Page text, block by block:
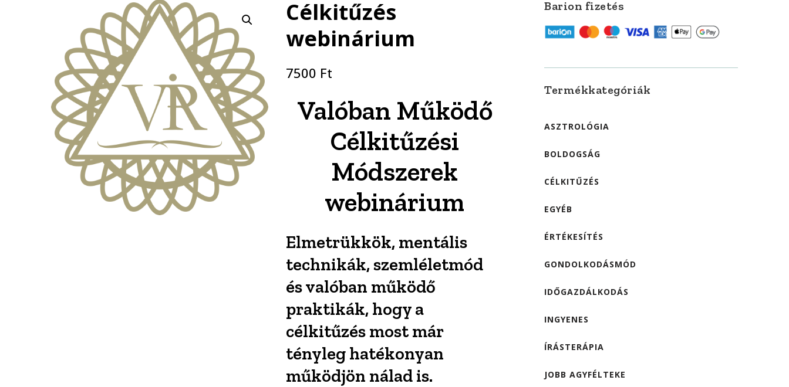
🔍
Célkitűzés
webinárium
7500 Ft
Valóban Működő
Célkitűzési
Módszerek
webinárium
Elmetrükkök, mentális
technikák, szemléletmód
és valóban működő
praktikák, hogy a
célkitűzés most már
tényleg hatékonyan
működjön nálad is.
Barion fizetés
Termékkategóriák
ASZTROLÓGIA
BOLDOGSÁG
CÉLKITŰZÉS
EGYÉB
ÉRTÉKESÍTÉS
GONDOLKODÁSMÓD
IDŐGAZDÁLKODÁS
INGYENES
ÍRÁSTERÁPIA
JOBB AGYFÉLTEKE